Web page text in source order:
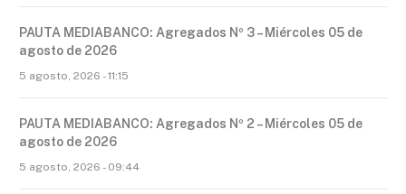
PAUTA MEDIABANCO: Agregados Nº 3 – Miércoles 05 de
agosto de 2026
5 agosto, 2026 - 11:15
PAUTA MEDIABANCO: Agregados Nº 2 – Miércoles 05 de
agosto de 2026
5 agosto, 2026 - 09:44